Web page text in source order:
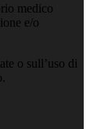
medico
e/o
o sull’uso di